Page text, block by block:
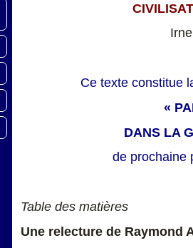
Ce texte constitue
«
DANS LA
de prochaine
Table des matières
Une relecture de Raymond